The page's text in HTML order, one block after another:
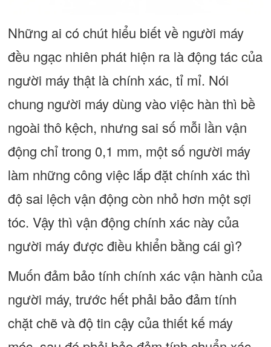
Những ai có chút hiểu biết về người máy
đều ngạc nhiên phát hiện ra là động tác của
người máy thật là chính xác, tỉ mỉ. Nói
chung người máy dùng vào việc hàn thì bề
ngoài thô kệch, nhưng sai số mỗi lần vận
động chỉ trong 0,1 mm, một số người máy
làm những công việc lắp đặt chính xác thì
độ sai lệch vận động còn nhỏ hơn một sợi
tóc. Vậy thì vận động chính xác này của
người máy được điều khiển bằng cái gì?
Muốn đảm bảo tính chính xác vận hành của
người máy, trước hết phải bảo đảm tính
chặt chẽ và độ tin cậy của thiết kế máy